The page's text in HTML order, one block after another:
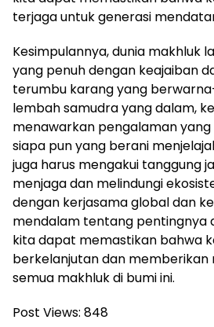
terjaga untuk generasi
Kesimpulannya, dunia makhluk
yang penuh dengan keajaiban
terumbu karang yang
lembah samudra yang dalam,
menawarkan pengalaman yang
siapa pun yang berani
juga harus mengakui tanggung
menjaga dan melindungi
dengan kerjasama global dan
mendalam tentang pentingnya
kita dapat memastikan bahwa
berkelanjutan dan
semua makhluk di bumi ini.
Post Views: 848